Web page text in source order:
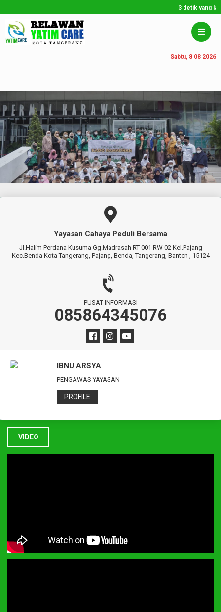
3 detik yang lalu/
Sabtu, 8 08 2026
Yayasan Cahaya Peduli Bersama
Jl.Halim Perdana Kusuma Gg.Madrasah RT 001 RW 02 Kel.Pajang
Kec.Benda Kota Tangerang, Pajang, Benda, Tangerang, Banten , 15124
PUSAT INFORMASI
085864345076
IBNU ARSYA
PENGAWAS YAYASAN
PROFILE
VIDEO